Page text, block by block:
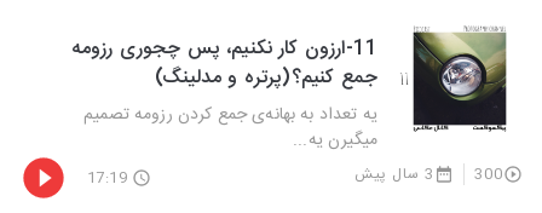
11-ارزون کار نکنیم، پس چجوری رزومه
جمع کنیم؟(پرتره و مدلینگ)
یه تعداد به بهانه‌ی جمع کردن رزومه تصمیم
میگیرن یه...
300 3 سال پیش 17:19